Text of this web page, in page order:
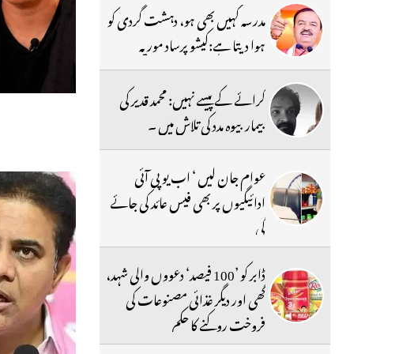
مدرسہ کہیں بھی ہو، دہشت گردی کو
ہوا دیتا ہے:کیشو پرساد موریہ
کرائے کے پیسے نہیں: محمد قدیر کی
بیمار بیوہ مدد کی تلاش میں ۔
عوام جان لیں ‘ اب یو پی آئی
ادائیگیوں پر بھی فیس عائد کی جائے
گی
ڈابر کو ’100 فیصد‘ دعووں والی شہد،
گھی اور دیگر غذائی مصنوعات کی
فروخت روکنے کا حکم